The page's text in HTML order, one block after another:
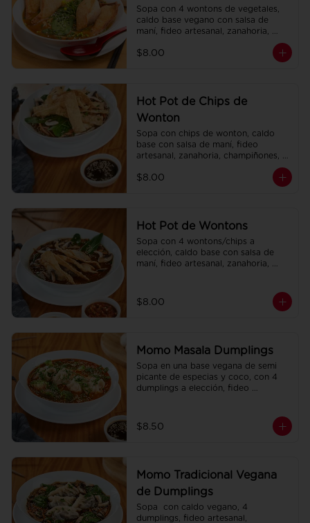
Sopa con 4 wontons de vegetales,
caldo base vegano con salsa de
maní, fideo artesanal, zanahoria,
$8.00
Hot Pot de Chips de
Wonton
Sopa con chips de wonton, caldo
base con salsa de maní, fideo
artesanal, zanahoria, champiñones,
$8.00
Hot Pot de Wontons
Sopa con 4 wontons/chips a
elección, caldo base con salsa de
maní, fideo artesanal, zanahoria,
$8.00
Momo Masala Dumplings
Sopa en una base vegana de semi
picante de especias y coco, con 4
dumplings a elección, fideo
$8.50
Momo Tradicional Vegana
de Dumplings
Sopa  con caldo vegano, 4
dumplings, fideo artesanal,